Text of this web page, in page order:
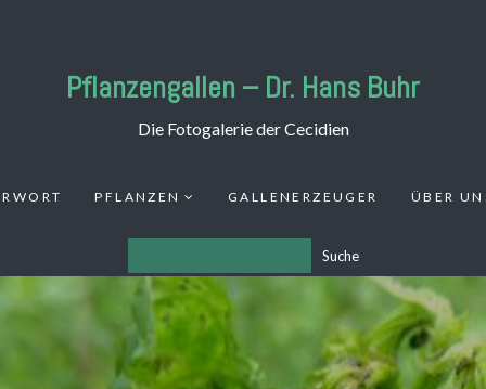
Pflanzengallen – Dr. Hans Buhr
Die Fotogalerie der Cecidien
PFLANZEN GALLENERZEUGER ÜBER
Suche